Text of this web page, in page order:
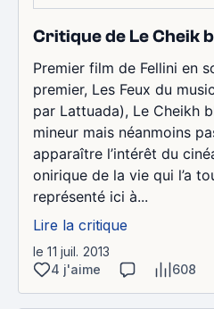
Critique de Le Cheik
Premier film de Fellini en
premier, Les Feux du
par Lattuada), Le Cheikh
mineur mais néanmoins
apparaître l’intérêt du
onirique de la vie qui l’a
représenté ici à...
Lire la critique
le 11 juil. 2013
4 j'aime
608